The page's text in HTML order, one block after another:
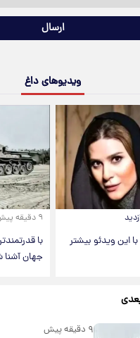
ارسال
ویدیوهای داغ
این ویدئو بیشتر
۹ دقیقه پیش
با
جهان آشنا
۹ دقیقه پیش